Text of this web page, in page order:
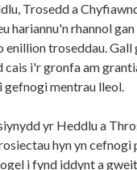
Trosedd a
hariannu'n rhannol
enillion troseddau.
cais i'r gronfa am
gefnogi mentrau lleol.
yr Heddlu a
hyn yn cefnogi
i fynd iddynt a